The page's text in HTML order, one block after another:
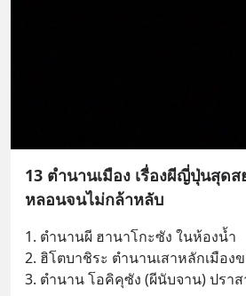
13 ตำนานเมือง เรื่องผีญี่ปุ่นสุด
หลอนจนไม่กล้าหลับ
1. ตำนานผี ฮานาโกะซัง ในห้องน้ำ
2. ฮิโตบาชิระ ตำนานเสาหลักเมือง
3. ตำนาน โอคิคุซัง (ผีนับจาน) ปราส